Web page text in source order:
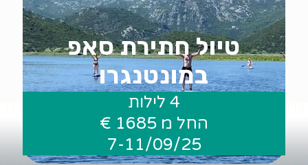
טיול חתירת סאפ
במונטנגרו
.
4 לילות
החל מ 1685 €
7-11/09/25